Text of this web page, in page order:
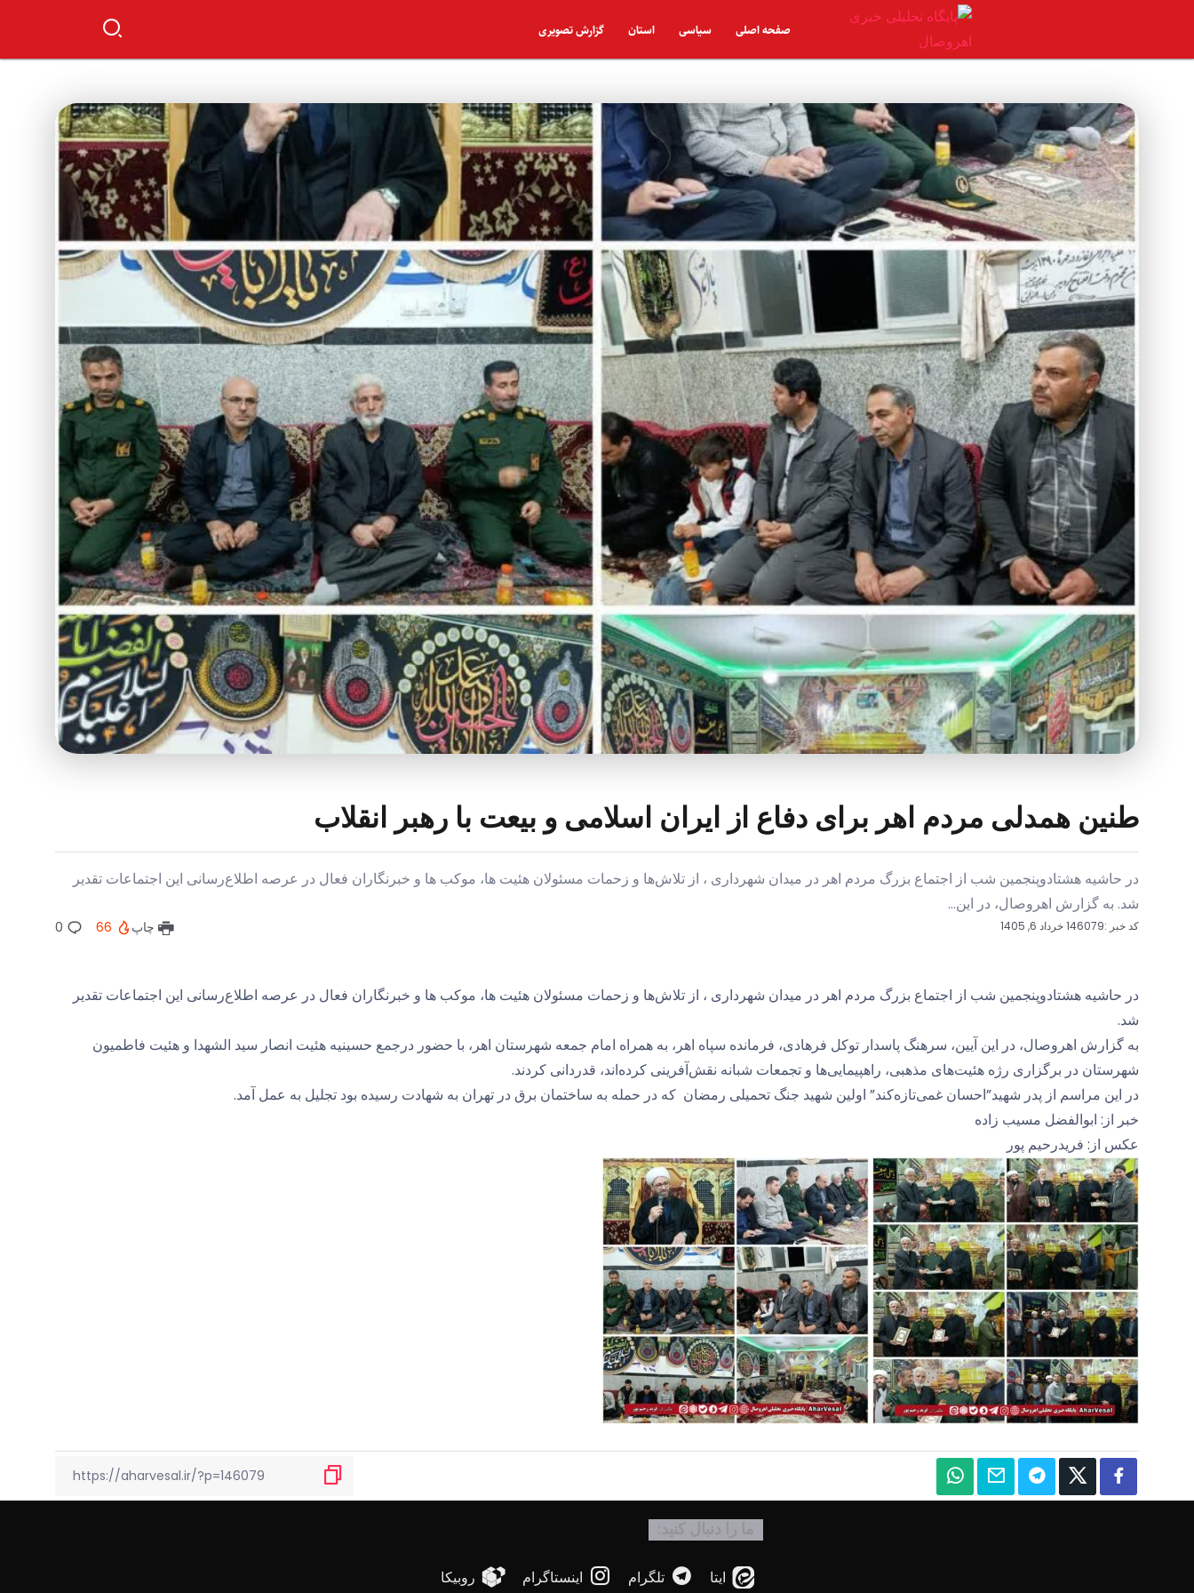
صفحه اصلی سیاسی استان گزارش تصویری
طنین همدلی مردم اهر برای دفاع از ایران اسلامی و بیعت با رهبر انقلاب
در حاشیه هشتادوپنجمین شب از اجتماع بزرگ مردم اهر در میدان شهرداری ، از تلاش‌ها و زحمات مسئولان هئیت ها، موکب ها و خبرنگاران فعال در عرصه اطلاع‌رسانی این اجتماعات تقدیر
شد. به گزارش اهروصال، در این...
کد خبر :146079 خرداد 6, 1405 چاپ 66
0
در حاشیه هشتادوپنجمین شب از اجتماع بزرگ مردم اهر در میدان شهرداری ، از تلاش‌ها و زحمات مسئولان هئیت ها، موکب ها و خبرنگاران فعال در عرصه اطلاع‌رسانی این اجتماعات تقدیر
شد.
به گزارش اهروصال، در این آیین، سرهنگ پاسدار توکل فرهادی، فرمانده سپاه اهر، به همراه امام جمعه شهرستان اهر، با حضور درجمع حسینیه هئیت انصار سید الشهدا و هئیت فاطمیون
شهرستان در برگزاری رژه هئیت‌های مذهبی، راهپیمایی‌ها و تجمعات شبانه نقش‌آفرینی کرده‌اند، قدردانی کردند.
در این مراسم از پدر شهید”احسان غمی‌تازه‌کند” اولین شهید جنگ تحمیلی رمضان که در حمله به ساختمان برق در تهران به شهادت رسیده بود تجلیل به عمل آمد.
خبر از: ابوالفضل مسیب زاده
عکس از: فریدرحیم پور
ما را دنبال کنید:
ایتا تلگرام اینستاگرام روبیکا